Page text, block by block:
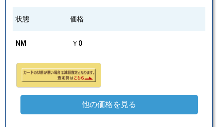
状態 価格
NM ￥0
他の価格を見る